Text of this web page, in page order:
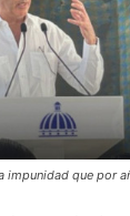
impunidad que por